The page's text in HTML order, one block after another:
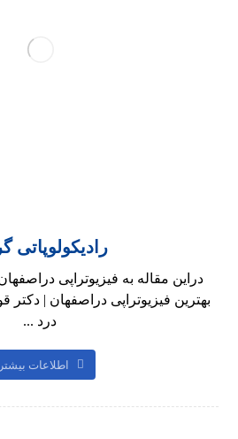
رادیکولوپاتی
دراین مقاله به فیزیوتراپی
درد ...
اطلاعات بیشتر